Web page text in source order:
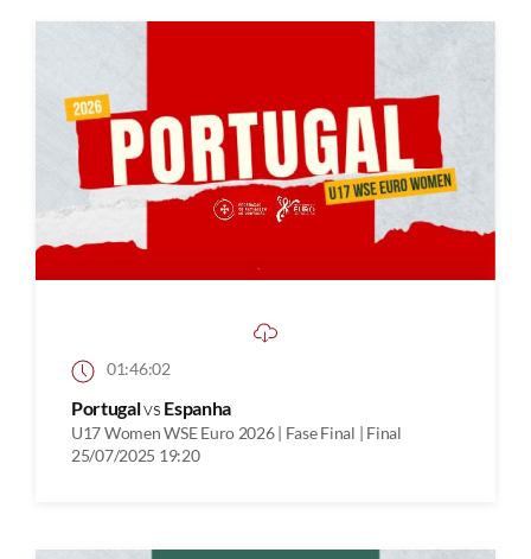
01:46:02
Portugalvs Espanha
U17 Women WSE Euro 2026 | Fase Final | Final
25/07/2025 19:20